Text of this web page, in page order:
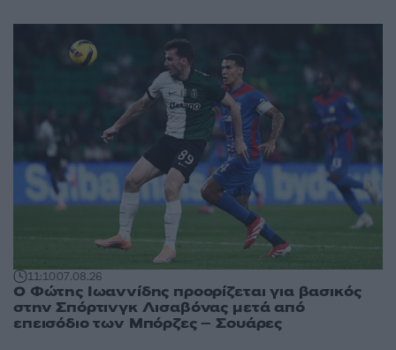
11:1007.08.26
Ο Φώτης Ιωαννίδης προορίζεται για βασικός
στην Σπόρτινγκ Λισαβόνας μετά από
επεισόδιο των Μπόρζες – Σουάρες